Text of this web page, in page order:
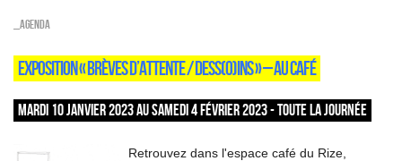
_Agenda
EXPOSITION « BRÈVES D’ATTENTE / DESS(O)INS » – AU CAFÉ
MARDI 10 JANVIER 2023 AU SAMEDI 4 FÉVRIER 2023 - TOUTE LA JOURNÉE
Retrouvez dans l'espace café du Rize,